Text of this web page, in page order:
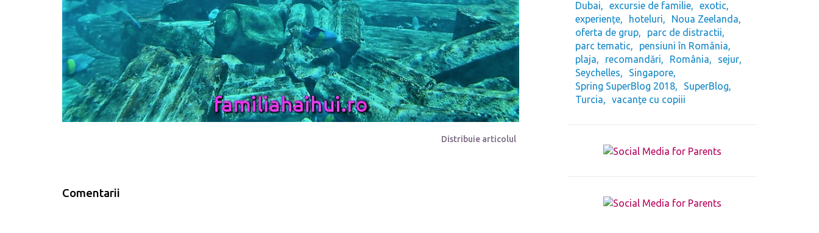
Distribuie articolul
Comentarii
Dubai
excursie de familie
exotic
experiențe
hoteluri
Noua Zeelanda
oferta de grup
parc de distractii
parc tematic
pensiuni în România
plaja
recomandări România
sejur
Seychelles
Singapore
Spring SuperBlog 2018
SuperBlog
Turcia
vacanțe cu copiii